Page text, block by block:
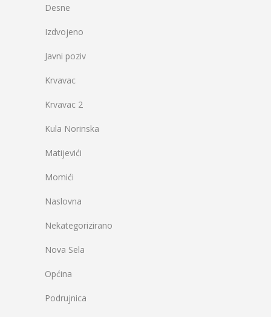
Desne
Izdvojeno
Javni poziv
Krvavac
Krvavac 2
Kula Norinska
Matijevići
Momići
Naslovna
Nekategorizirano
Nova Sela
Općina
Podrujnica